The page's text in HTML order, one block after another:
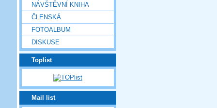
NÁVŠTĚVNÍ KNIHA
ČLENSKÁ
FOTOALBUM
DISKUSE
Toplist
Mail list